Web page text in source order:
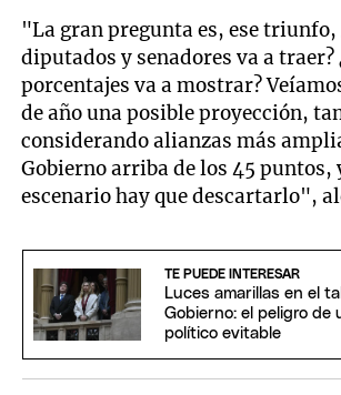
"La gran pregunta es, ese triunfo,
diputados y senadores va a traer?
porcentajes va a mostrar?
de año una posible proyección,
considerando alianzas más
Gobierno arriba de los 45 puntos,
escenario hay que descartarlo",
TE PUEDE INTERESAR
Luces amarillas en el
Gobierno: el peligro de
político evitable